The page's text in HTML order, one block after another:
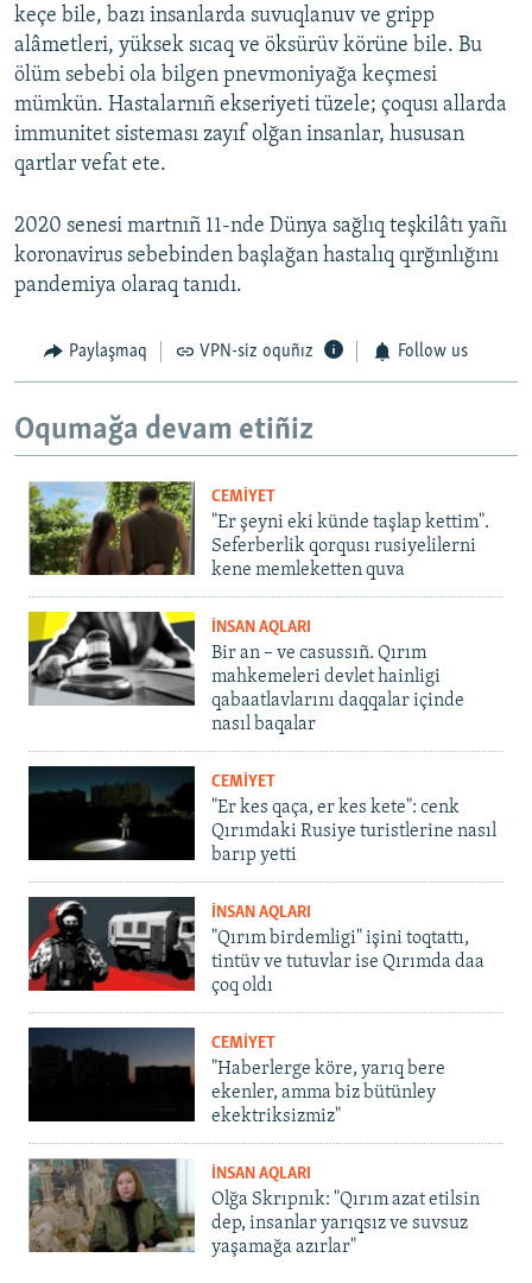
keçe bile, bazı insanlarda suvuqlanuv ve gripp
alâmetleri, yüksek sıcaq ve öksürüv körüne bile. Bu
ölüm sebebi ola bilgen pnevmoniyağa keçmesi
mümkün. Hastalarnıñ ekseriyeti tüzele; çoqusı allarda
immunitet sisteması zayıf olğan insanlar, hususan
qartlar vefat ete.
2020 senesi martnıñ 11-nde Dünya sağlıq teşkilâtı yañı
koronavirus sebebinden başlağan hastalıq qırğınlığını
pandemiya olaraq tanıdı.
Paylaşmaq VPN-siz oquñız Follow us
Oqumağa devam etiñiz
CEMİYET
"Er şeyni eki künde taşlap kettim".
Seferberlik qorqusı rusiyelilerni
kene memleketten quva
İNSAN AQLARI
Bir an – ve casussıñ. Qırım
mahkemeleri devlet hainligi
qabaatlavlarını daqqalar içinde
nasıl baqalar
CEMİYET
"Er kes qaça, er kes kete": cenk
Qırımdaki Rusiye turistlerine nasıl
barıp yetti
İNSAN AQLARI
"Qırım birdemligi" işini toqtattı,
tintüv ve tutuvlar ise Qırımda daa
çoq oldı
CEMİYET
"Haberlerge köre, yarıq bere
ekenler, amma biz bütünley
ekektriksizmiz"
İNSAN AQLARI
Olğa Skrıpnık: "Qırım azat etilsin
dep, insanlar yarıqsız ve suvsuz
yaşamağa azırlar"